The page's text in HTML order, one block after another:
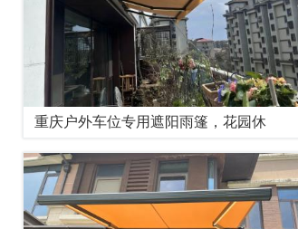
重庆户外车位专用遮阳雨篷，花园休